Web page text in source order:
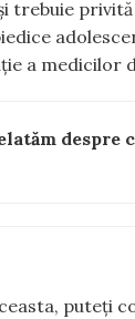
trebuie
a medicilor
puteți